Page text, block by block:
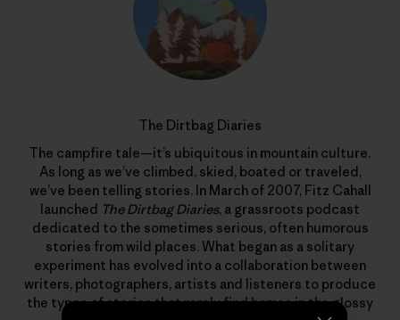
The Dirtbag Diaries
The campfire tale—it’s ubiquitous in mountain culture.
As long as we’ve climbed, skied, boated or traveled,
we’ve been telling stories. In March of 2007, Fitz Cahall
launched The Dirtbag Diaries, a grassroots podcast
dedicated to the sometimes serious, often humorous
stories from wild places. What began as a solitary
experiment has evolved into a collaboration between
writers, photographers, artists and listeners to produce
the types of stories that rarely find homes in the glossy